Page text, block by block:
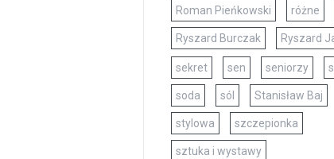
Roman Pieńkowski różne
Ryszard Burczak Ryszard
sekret sen seniorzy
soda sól Stanisław Baj
stylowa szczepionka
sztuka i wystawy